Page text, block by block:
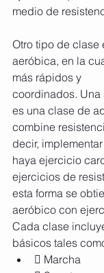
medio de
Otro tipo de clase
aeróbica, en la
más rápidos y
coordinados.
es una clase de
combine
decir,
haya ejercicio
ejercicios de
esta forma se
aeróbico con
Cada clase
básicos tales
 Marcha